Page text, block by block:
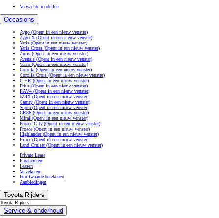
Verwachte modellen
Occasions
Aygo (Opent in een nieuw venster)
Aygo X (Opent in een nieuw venster)
Yaris (Opent in een nieuw venster)
Yaris Cross (Opent in een nieuw venster)
Auris (Opent in een nieuw venster)
Avensis (Opent in een nieuw venster)
Verso (Opent in een nieuw venster)
Corolla(Opent in een nieuw venster)
Corolla Cross (Opent in een nieuw venster)
C-HR (Opent in een nieuw venster)
Prius (Opent in een nieuw venster)
RAV4 (Opent in een nieuw venster)
bZ4X (Opent in een nieuw venster)
Camry (Opent in een nieuw venster)
Supra(Opent in een nieuw venster)
GR86 (Opent in een nieuw venster)
Mirai (Opent in een nieuw venster)
Proace City (Opent in een nieuw venster)
Proace (Opent in een nieuw venster)
Highlander(Opent in een nieuw venster)
Hilux (Opent in een nieuw venster)
Land Cruiser(Opent in een nieuw venster)
Private Lease
Financieren
Leasen
Verzekeren
Inruilwaarde berekenen
Aanbiedingen
Toyota Rijders
Toyota Rijders
Service & onderhoud